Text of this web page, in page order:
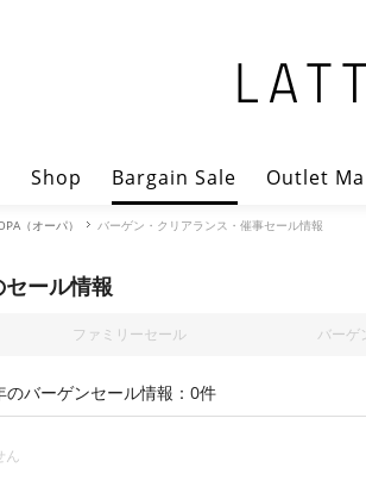
Shop Bargain Sale Outlet
（オーパ） バーゲン・クリアランス・催事セール情報
ール情報
ファミリーセール バーゲ
のバーゲンセール情報：0件
ん